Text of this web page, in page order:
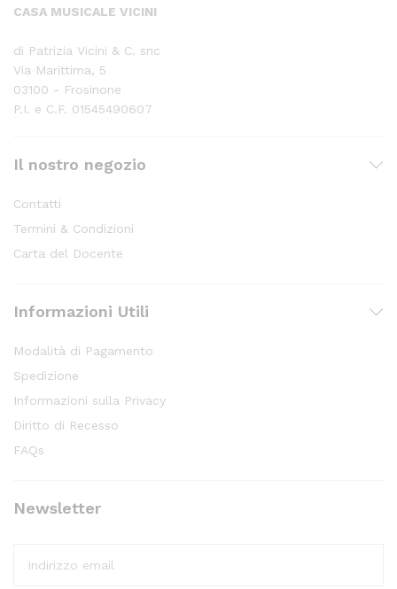
CASA MUSICALE VICINI
di Patrizia Vicini & C. snc
Via Marittima, 5
03100 - Frosinone
P.I. e C.F. 01545490607
Il nostro negozio
Contatti
Termini & Condizioni
Carta del Docente
Informazioni Utili
Modalità di Pagamento
Spedizione
Informazioni sulla Privacy
Diritto di Recesso
FAQs
Newsletter